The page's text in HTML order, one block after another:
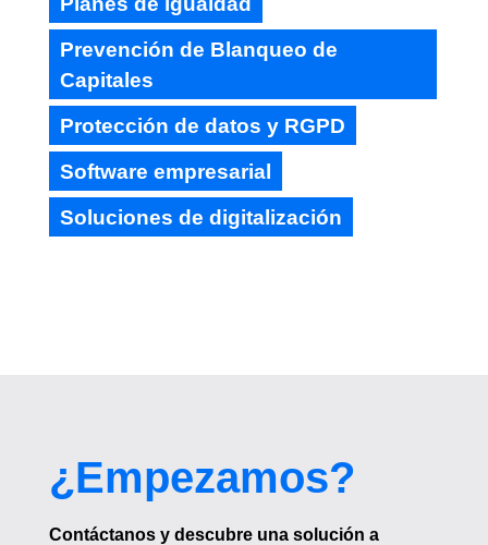
Prevención de Blanqueo de
Capitales
Protección de datos y RGPD
Software empresarial
Soluciones de digitalización
¿Empezamos?
Contáctanos y descubre una solución a